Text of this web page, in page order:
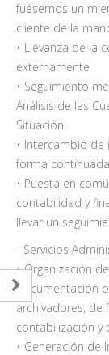
fuésemos un
cliente de la
• Llevanza de la
externamente
• Seguimiento
Análisis de las
Situación.
• Intercambio
forma
• Puesta en
contabilidad y
llevar un
- Servicios
• Organización
documentación
archivadores,
contabilización y
• Generación de